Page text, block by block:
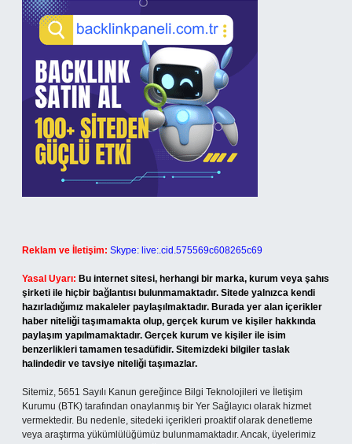
Reklam ve İletişim: Skype: live:.cid.575569c608265c69
Yasal Uyarı: Bu internet sitesi, herhangi bir marka, kurum veya şahıs
şirketi ile hiçbir bağlantısı bulunmamaktadır. Sitede yalnızca kendi
hazırladığımız makaleler paylaşılmaktadır. Burada yer alan içerikler
haber niteliği taşımamakta olup, gerçek kurum ve kişiler hakkında
paylaşım yapılmamaktadır. Gerçek kurum ve kişiler ile isim
benzerlikleri tamamen tesadüfidir. Sitemizdeki bilgiler taslak
halindedir ve tavsiye niteliği taşımazlar.
Sitemiz, 5651 Sayılı Kanun gereğince Bilgi Teknolojileri ve İletişim
Kurumu (BTK) tarafından onaylanmış bir Yer Sağlayıcı olarak hizmet
vermektedir. Bu nedenle, sitedeki içerikleri proaktif olarak denetleme
veya araştırma yükümlülüğümüz bulunmamaktadır. Ancak, üyelerimiz